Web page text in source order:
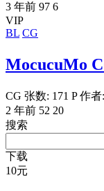
3 年前 97 6
VIP
BL CG
MocucuMo
CG 张数: 171 P 作
2 年前 52 20
搜索
下载
10元